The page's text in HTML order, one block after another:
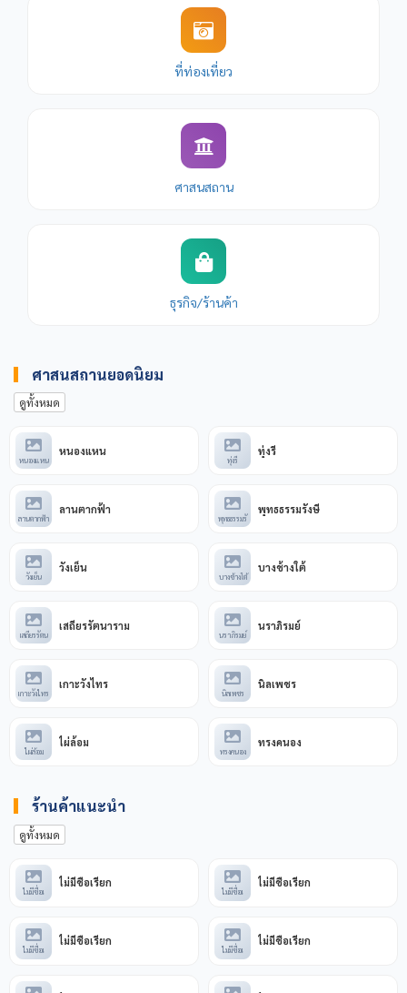
ที่ท่องเที่ยว
ศาสนสถาน
ธุรกิจ/ร้านค้า
ศาสนสถานยอดนิยม
ดูทั้งหมด
หนองแหน
หนองแหน
ทุ่งรี
ทุ่งรี
ลานตากฟ้า
ลานตากฟ้า
พุทธธรรมรั
พุทธธรรมรังษี
วังเย็น
วังเย็น
บางช้างใต้
บางช้างใต้
เสถียรรัตน
เสถียรรัตนาราม
นราภิรมย์
นราภิรมย์
เกาะวังไทร
เกาะวังไทร
นิลเพชร
นิลเพชร
ไผ่ล้อม
ไผ่ล้อม
ทรงคนอง
ทรงคนอง
ร้านค้าแนะนำ
ดูทั้งหมด
ไม่มีชื่อเ
ไม่มีชื่อเรียก
ไม่มีชื่อเ
ไม่มีชื่อเรียก
ไม่มีชื่อเ
ไม่มีชื่อเรียก
ไม่มีชื่อเ
ไม่มีชื่อเรียก